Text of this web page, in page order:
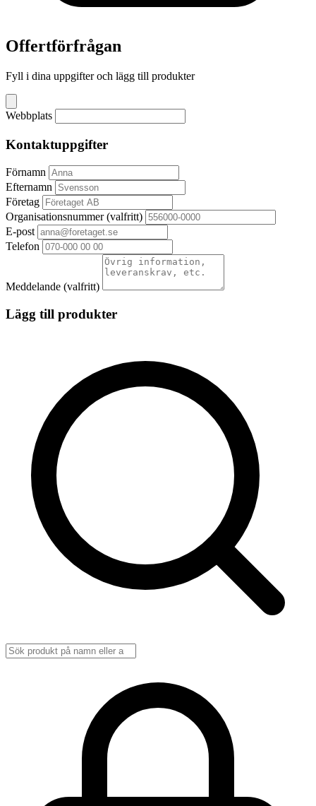
Offertförfrågan
Fyll i dina uppgifter och lägg till produkter
Webbplats
Kontaktuppgifter
Förnamn
Efternamn
Företag
Organisationsnummer(valfritt)
E-post
Telefon
Meddelande (valfritt)
Lägg till produkter